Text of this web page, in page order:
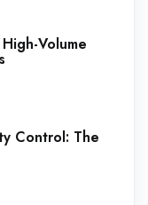
Volume
Control: The